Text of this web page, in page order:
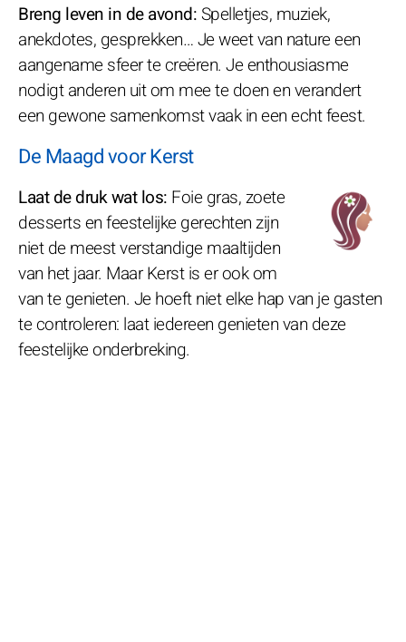
Breng leven in de avond:Spelletjes, muziek,
anekdotes, gesprekken… Je weet van nature een
aangename sfeer te creëren. Je enthousiasme
nodigt anderen uit om mee te doen en verandert
een gewone samenkomst vaak in een echt feest.
De Maagd voor Kerst
Laat de druk wat los: Foie gras, zoete
desserts en feestelijke gerechten zijn
niet de meest verstandige maaltijden
van het jaar. Maar Kerst is er ook om
van te genieten. Je hoeft niet elke hap van je gasten
te controleren: laat iedereen genieten van deze
feestelijke onderbreking.